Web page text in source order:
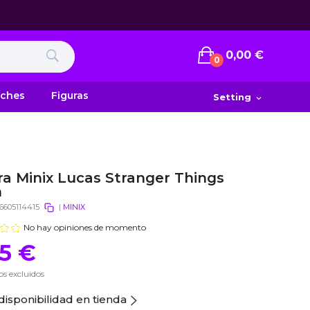
0 0,00 €
Figuras Setting expand_more
Minix Lucas Stranger Things
| MINIX
No hay opiniones de momento
€
excluidos
en tienda